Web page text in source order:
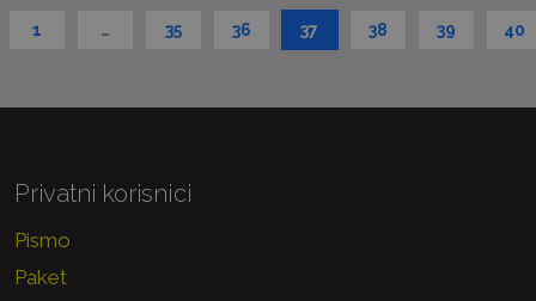
1 … 35 36 37 38 39 40
Privatni korisnici
Pismo
Paket